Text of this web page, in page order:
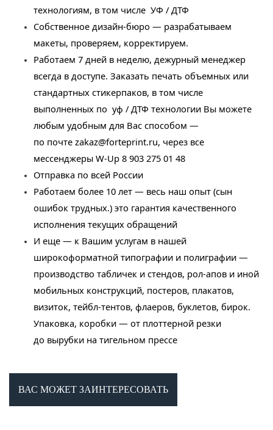
технологиям, в том числе УФ / ДТФ
Собственное дизайн-бюро — разрабатываем
макеты, проверяем, корректируем.
Работаем 7 дней в неделю, дежурный менеджер
всегда в доступе. Заказать печать объемных или
стандартных стикерпаков, в том числе
выполненных по уф / ДТФ технологии Вы можете
любым удобным для Вас способом —
по почте zakaz@forteprint.ru, через все
мессенджеры W-Up 8 903 275 01 48
Отправка по всей России
Работаем более 10 лет — весь наш опыт (сын
ошибок трудных.) это гарантия качественного
исполнения текущих обращений
И еще — к Вашим услугам в нашей
широкоформатной типографии и полиграфии —
производство табличек и стендов, рол-апов и иной
мобильных конструкций, постеров, плакатов,
визиток, тейбл-тентов, флаеров, буклетов, бирок.
Упаковка, коробки — от плоттерной резки
до вырубки на тигельном прессе
ВАС МОЖЕТ ЗАИНТЕРЕСОВАТЬ